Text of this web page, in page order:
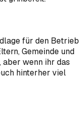
für den Betrieb
Gemeinde und
wenn ihr das
hinterher viel